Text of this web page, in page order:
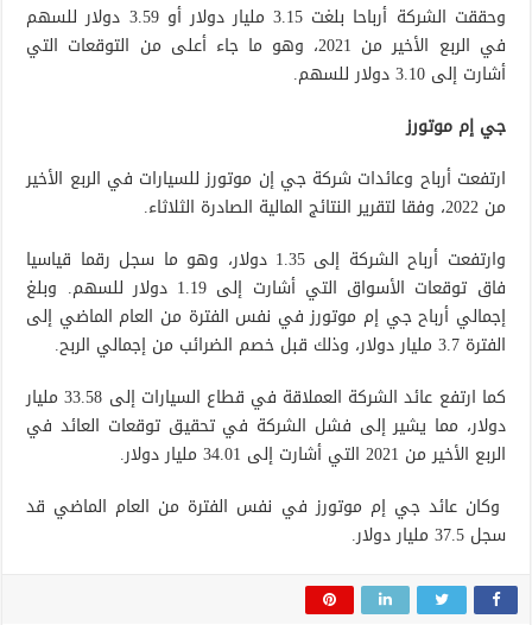
وحققت الشركة أرباحا بلغت 3.15 مليار دولار أو 3.59 دولار للسهم
في الربع الأخير من 2021، وهو ما جاء أعلى من التوقعات التي
أشارت إلى 3.10 دولار للسهم.
جي إم موتورز
ارتفعت أرباح وعائدات شركة جي إن موتورز للسيارات في الربع الأخير
من 2022، وفقا لتقرير النتائج المالية الصادرة الثلاثاء.
وارتفعت أرباح الشركة إلى 1.35 دولار، وهو ما سجل رقما قياسيا
فاق توقعات الأسواق التي أشارت إلى 1.19 دولار للسهم. وبلغ
إجمالي أرباح جي إم موتورز في نفس الفترة من العام الماضي إلى
الفترة 3.7 مليار دولار، وذلك قبل خصم الضرائب من إجمالي الربح.
كما ارتفع عائد الشركة العملاقة في قطاع السيارات إلى 33.58 مليار
دولار، مما يشير إلى فشل الشركة في تحقيق توقعات العائد في
الربع الأخير من 2021 التي أشارت إلى 34.01 مليار دولار.
وكان عائد جي إم موتورز في نفس الفترة من العام الماضي قد
سجل 37.5 مليار دولار.